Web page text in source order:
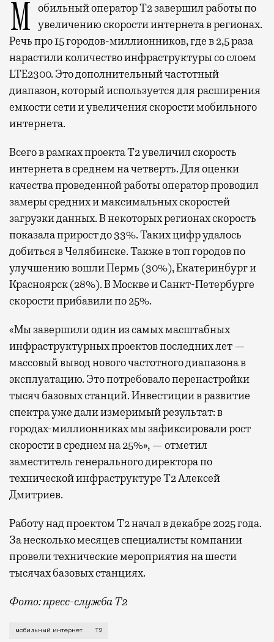
Мобильный оператор Т2 завершил работы по увеличению скорости интернета в регионах.
Речь про 15 городов-миллионников, где в 2,5 раза
нарастили количество инфраструктуры со слоем
LTE2300. Это дополнительный частотный
диапазон, который используется для расширения
емкости сети и увеличения скорости мобильного
интернета.
Всего в рамках проекта Т2 увеличил скорость
интернета в среднем на четверть. Для оценки
качества проведенной работы оператор проводил
замеры средних и максимальных скоростей
загрузки данных. В некоторых регионах скорость
показала прирост до 33%. Таких цифр удалось
добиться в Челябинске. Также в топ городов по
улучшению вошли Пермь (30%), Екатеринбург и
Красноярск (28%). В Москве и Санкт-Петербурге
скорости прибавили по 25%.
«Мы завершили один из самых масштабных
инфраструктурных проектов последних лет —
массовый вывод нового частотного диапазона в
эксплуатацию. Это потребовало перенастройки
тысяч базовых станций. Инвестиции в развитие
спектра уже дали измеримый результат: в
городах-миллионниках мы зафиксировали рост
скорости в среднем на 25%», — отметил
заместитель генерального директора по
технической инфраструктуре Т2 Алексей
Дмитриев.
Работу над проектом Т2 начал в декабре 2025 года.
За несколько месяцев специалисты компании
провели технические мероприятия на шести
тысячах базовых станциях.
Фото: пресс-служба Т2
Мобильный оператор Т2 завершил работы по
мобильный интернет Т2